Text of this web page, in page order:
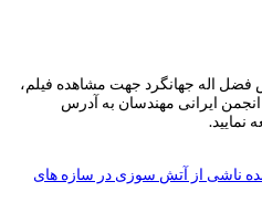
: مهندس فضل اله جهانگرد جهت مشاهده فیلم،
ایرانی مهندسان به آدرس